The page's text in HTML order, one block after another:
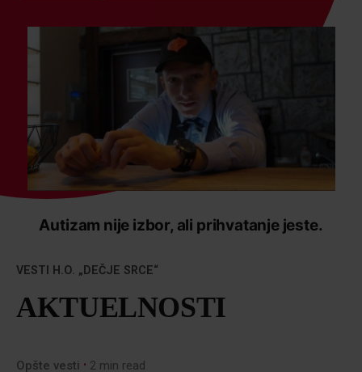
Autizam nije izbor, ali prihvatanje jeste.
VESTI H.O. „DEČJE SRCE“
AKTUELNOSTI
Opšte vesti 2 min read